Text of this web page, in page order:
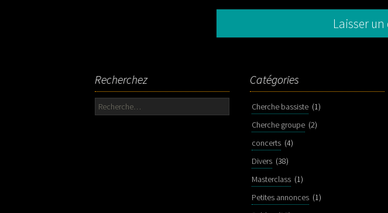
Recherchez
Rechercher :
Catégories
Cherche bassiste (1)
Cherche groupe (2)
concerts (4)
Divers (38)
Masterclass (1)
Petites annonces (1)